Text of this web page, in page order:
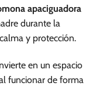
apaciguadora
durante la
y protección.
en un espacio
funcionar de forma